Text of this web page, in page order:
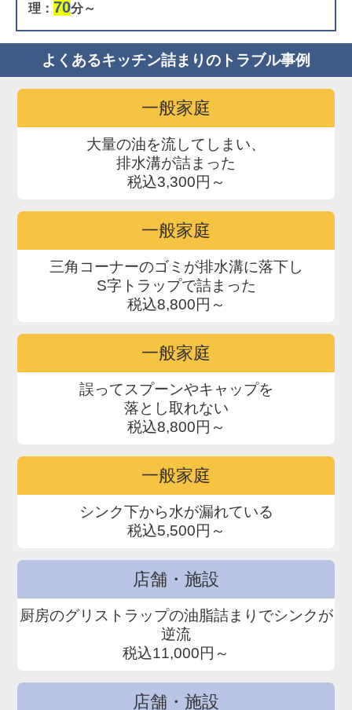
理： 70分～
よくあるキッチン詰まりのトラブル事例
一般家庭
大量の油を流してしまい、
排水溝が詰まった
税込3,300円～
一般家庭
三角コーナーのゴミが排水溝に落下し
S字トラップで詰まった
税込8,800円～
一般家庭
誤ってスプーンやキャップを
落とし取れない
税込8,800円～
一般家庭
シンク下から水が漏れている
税込5,500円～
店舗・施設
厨房のグリストラップの油脂詰まりでシンクが
逆流
税込11,000円～
店舗・施設